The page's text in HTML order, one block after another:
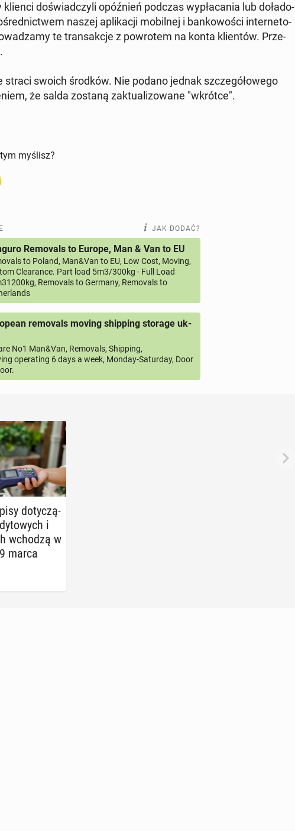
do­świad­czy­li opóź­nień podczas wy­pła­ca­nia lub do­ła­do­
naszej apli­ka­cji mo­bil­nej i ban­ko­wo­ści in­ter­ne­to­
te trans­ak­cje z po­wro­tem na konta klien­tów. Prze­
straci swoich środków. Nie podano jednak szcze­gó­ło­we­go
że salda zostaną zak­tu­ali­zo­wa­ne "wkrótce".
myślisz?
JAK DODAĆ?
Removals to Europe, Man & Van to EU
to Poland, Man&Van to EU, Low Cost, Moving,
Clearance. Part load 5m3/300kg - Full Load
Removals to Germany, Removals to
removals moving shipping storage uk-
No1 Man&Van, Removals, Shipping,
operating 6 days a week, Monday-Saturday, Door
do­ty­czą­
i
wchodzą w
marca